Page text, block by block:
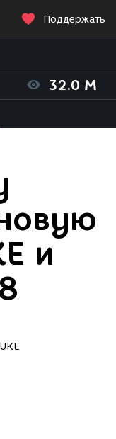
Поддержать
32.0 M
и